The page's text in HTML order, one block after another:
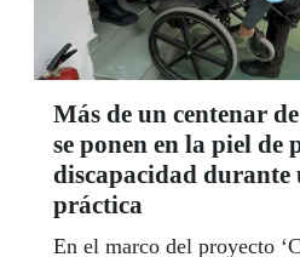
Más de un centenar
se ponen en la piel de
discapacidad
práctica
En el marco del proyecto